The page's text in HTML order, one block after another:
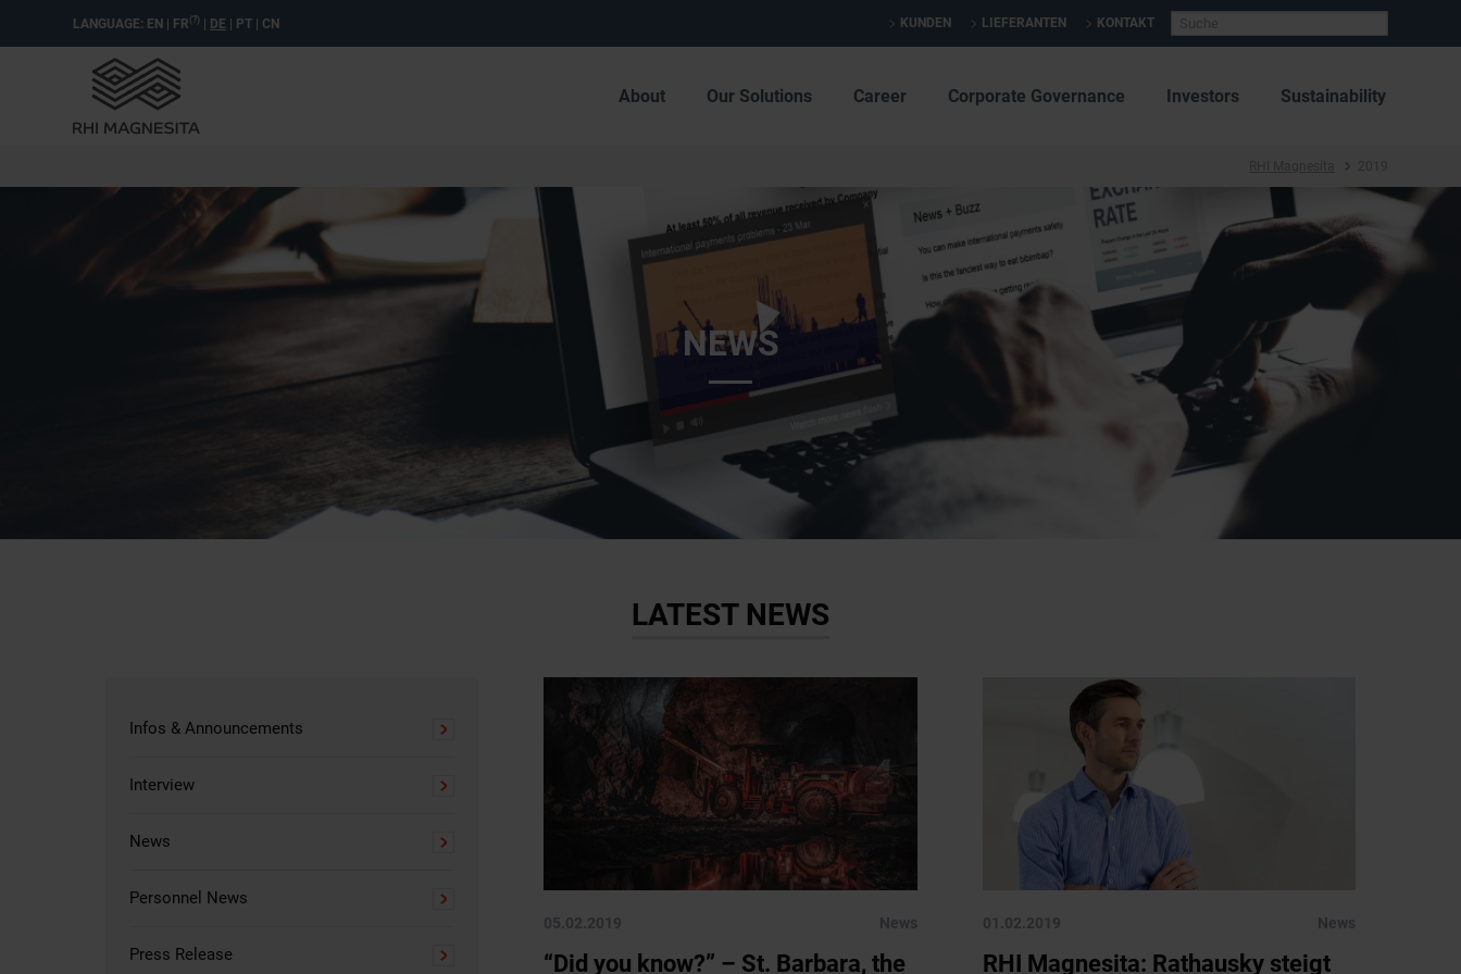
LANGUAGE: EN | FR (?) | DE | PT | CN KUNDEN LIEFERANTEN KONTAKT
About Our Solutions Career Corporate Governance Investors Sustainability
NEWS
LATEST NEWS
Infos & Announcements
Interview
News
Personnel News
Press Release
05.02.2019 News
“Did you know?” – St. Barbara, the
01.02.2019 News
RHI Magnesita: Rathausky steigt